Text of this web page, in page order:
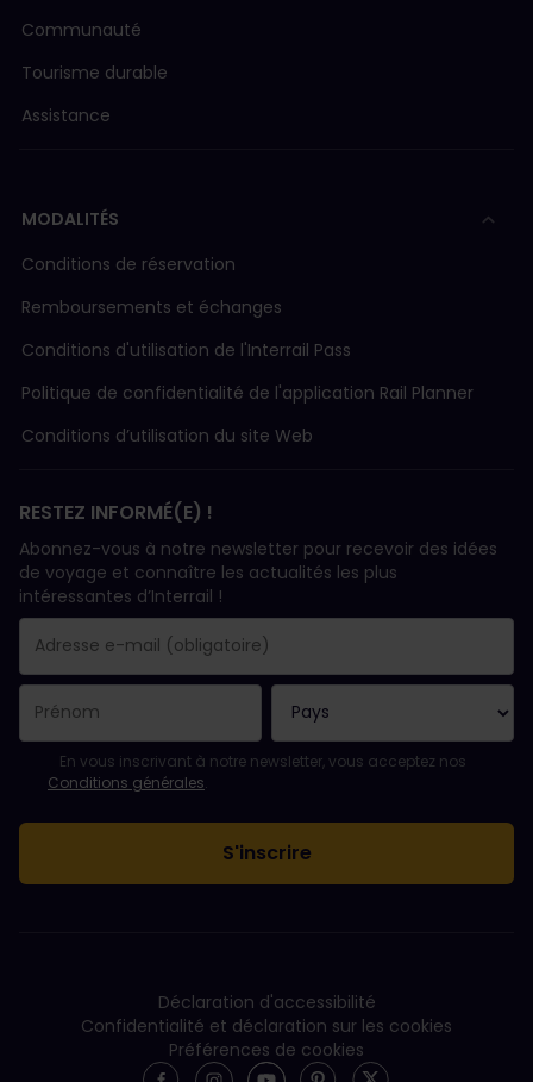
Communauté
Tourisme durable
Assistance
MODALITÉS
Conditions de réservation
Remboursements et échanges
Conditions d'utilisation de l'Interrail Pass
Politique de confidentialité de l'application Rail Planner
Conditions d’utilisation du site Web
RESTEZ INFORMÉ(E) !
Abonnez-vous à notre newsletter pour recevoir des idées
de voyage et connaître les actualités les plus
intéressantes d’Interrail !
Le champ adresse e-mail est obligatoire.
L'adresse e-mail n'est pas valide !
L'inscription à la newsletter a échoué. Veuillez réessayer
Vous êtes déjà abonné(e) à cette newsletter.
Veuillez accepter les conditions générales pour vous inscrire à
En vous inscrivant à notre newsletter, vous acceptez nos
Conditions générales.
Déclaration d'accessibilité
Confidentialité et déclaration sur les cookies
Préférences de cookies